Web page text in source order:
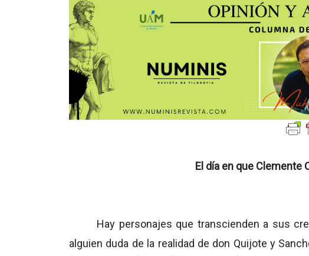
El día en que Clemente
Hay personajes que transcienden a sus
alguien duda de la realidad de don Quijote y